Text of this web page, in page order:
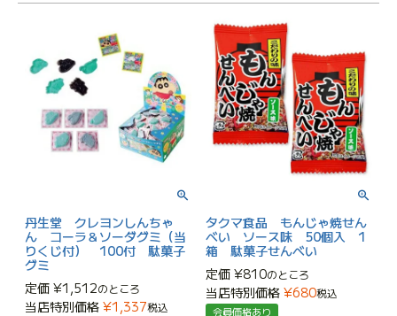
丹生堂 クレヨンしんちゃ
ん コーラ＆ソーダグミ（当
りくじ付） 100付 駄菓子
グミ
定価 ¥1,512のところ
当店特別価格 ¥1,337税込
タクマ食品 もんじゃ焼せん
べい ソース味 50個入 1
箱 駄菓子せんべい
定価 ¥810のところ
当店特別価格 ¥680税込
会員価格あり